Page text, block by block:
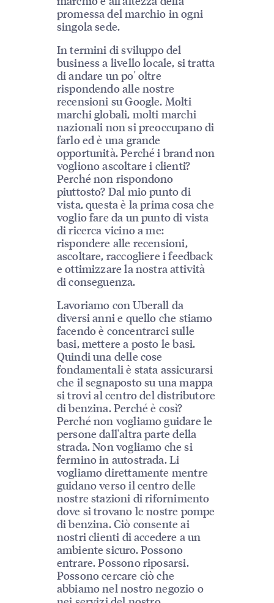
promessa del marchio in ogni
singola sede.
In termini di sviluppo del
business a livello locale, si tratta
di andare un po' oltre
rispondendo alle nostre
recensioni su Google. Molti
marchi globali, molti marchi
nazionali non si preoccupano di
farlo ed è una grande
opportunità. Perché i brand non
vogliono ascoltare i clienti?
Perché non rispondono
piuttosto? Dal mio punto di
vista, questa è la prima cosa che
voglio fare da un punto di vista
di ricerca vicino a me:
rispondere alle recensioni,
ascoltare, raccogliere i feedback
e ottimizzare la nostra attività
di conseguenza.
Lavoriamo con Uberall da
diversi anni e quello che stiamo
facendo è concentrarci sulle
basi, mettere a posto le basi.
Quindi una delle cose
fondamentali è stata assicurarsi
che il segnaposto su una mappa
si trovi al centro del distributore
di benzina. Perché è così?
Perché non vogliamo guidare le
persone dall'altra parte della
strada. Non vogliamo che si
fermino in autostrada. Li
vogliamo direttamente mentre
guidano verso il centro delle
nostre stazioni di rifornimento
dove si trovano le nostre pompe
di benzina. Ciò consente ai
nostri clienti di accedere a un
ambiente sicuro. Possono
entrare. Possono riposarsi.
Possono cercare ciò che
abbiamo nel nostro negozio o